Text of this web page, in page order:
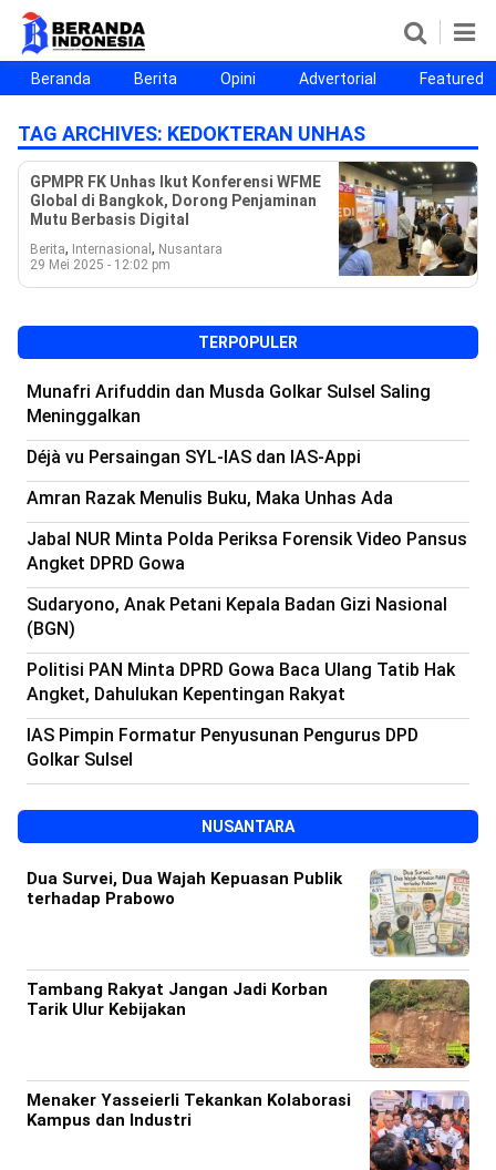
Beranda
Berita
Opini
Advertorial
Featured
Beranda25
SEGMEN
Nusantara
Jabodetabek
Sulselbar
Kota Makassar
©
Copyright
2026
Beranda
Indonesia
All
Right
Reserved
Beranda Berita Opini Advertorial Featured
TAG ARCHIVES: KEDOKTERAN UNHAS
GPMPR FK Unhas Ikut Konferensi WFME
Global di Bangkok, Dorong Penjaminan
Mutu Berbasis Digital
Berita, Internasional , Nusantara
29 Mei 2025 - 12:02 pm
TERPOPULER
Munafri Arifuddin dan Musda Golkar Sulsel Saling
Meninggalkan
Déjà vu Persaingan SYL-IAS dan IAS-Appi
Amran Razak Menulis Buku, Maka Unhas Ada
Jabal NUR Minta Polda Periksa Forensik Video Pansus
Angket DPRD Gowa
Sudaryono, Anak Petani Kepala Badan Gizi Nasional
(BGN)
Politisi PAN Minta DPRD Gowa Baca Ulang Tatib Hak
Angket, Dahulukan Kepentingan Rakyat
IAS Pimpin Formatur Penyusunan Pengurus DPD
Golkar Sulsel
NUSANTARA
Dua Survei, Dua Wajah Kepuasan Publik
terhadap Prabowo
Tambang Rakyat Jangan Jadi Korban
Tarik Ulur Kebijakan
Menaker Yasseierli Tekankan Kolaborasi
Kampus dan Industri